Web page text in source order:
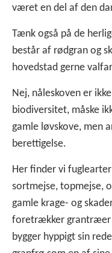
været en del af den
Tænk også på de
består af rødgran og
hovedstad gerne
Nej, nåleskoven er
biodiversitet, måske
gamle løvskove, men
berettigelse.
Her finder vi
sortmejse, topmejse,
gamle krage- og
foretrækker grantræer
bygger hyppigt sin